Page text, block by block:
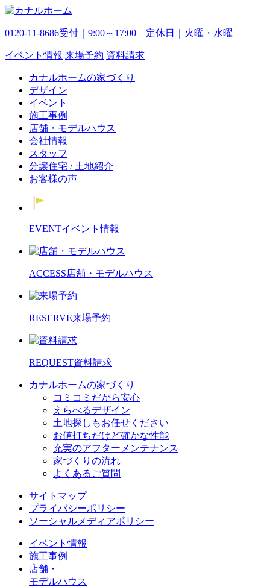
0120-11-8686受付｜9:00～17:00 定休日｜火曜・水曜
イベント情報 来場予約 資料請求
カナルホームの家づくり
デザイン
イベント
施工事例
店舗・モデルハウス
会社情報
スタッフ
分譲住宅 / 土地紹介
お客様の声
EVENTイベント情報
ACCESS店舗・モデルハウス
RESERVE来場予約
REQUEST資料請求
カナルホームの家づくり
コミコミだから安心
えらべるデザイン
土地探しもお任せください
お値打ちだけど確かな性能
充実のアフターメンテナンス
家づくりの流れ
よくあるご質問
サイトマップ
プライバシーポリシー
ソーシャルメディアポリシー
イベント情報
施工事例
店舗・
モデルハウス